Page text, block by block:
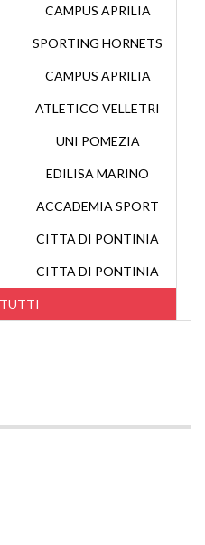
CAMPUS APRILIA
SPORTING HORNETS
CAMPUS APRILIA
ATLETICO VELLETRI
UNI POMEZIA
EDILISA MARINO
ACCADEMIA SPORT
CITTA DI PONTINIA
CITTA DI PONTINIA